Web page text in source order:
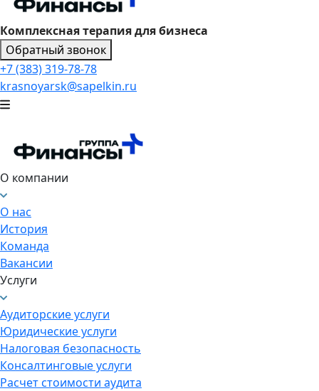
Комплексная терапия для бизнеса
Обратный звонок
+7 (383) 319-78-78
krasnoyarsk@sapelkin.ru
О компании
О нас
История
Команда
Вакансии
Услуги
Аудиторские услуги
Юридические услуги
Налоговая безопасность
Консалтинговые услуги
Расчет стоимости аудита